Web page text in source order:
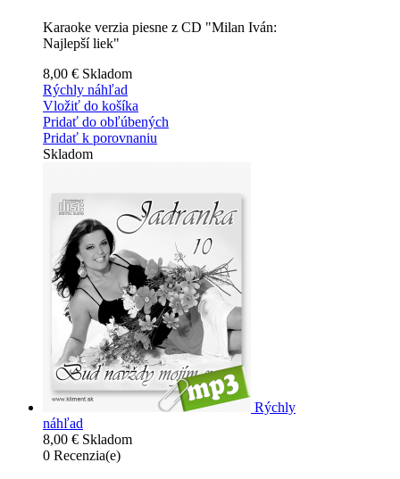
Karaoke verzia piesne z CD "Milan Iván:
Najlepší liek"
8,00 € Skladom
Rýchly náhľad
Vložiť do košíka
Pridať do obľúbených
Pridať k porovnaniu
Skladom
Rýchly
náhľad
8,00 € Skladom
0 Recenzia(e)